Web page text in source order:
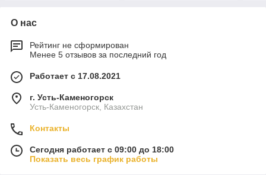
О нас
Рейтинг не сформирован
Менее 5 отзывов за последний год
Работает с 17.08.2021
г. Усть-Каменогорск
Усть-Каменогорск, Казахстан
Контакты
Сегодня работает с 09:00 до 18:00
Показать весь график работы